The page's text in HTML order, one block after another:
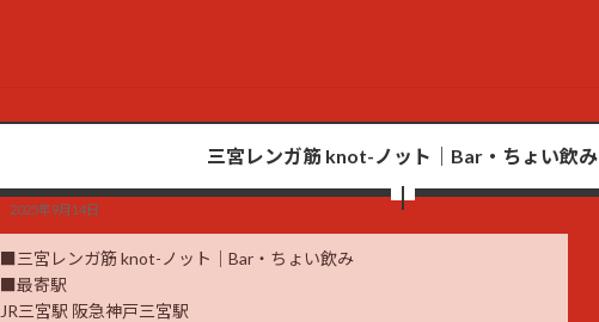
三宮レンガ筋 knot-ノット｜Bar・ちょい飲み
2025年9月14日
■三宮レンガ筋 knot-ノット｜Bar・ちょい飲み
■最寄駅
JR三宮駅 阪急神戸三宮駅